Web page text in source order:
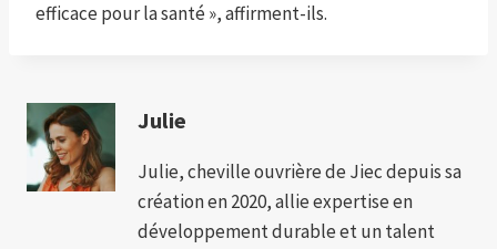
efficace pour la santé », affirment-ils.
Julie
Julie, cheville ouvrière de Jiec depuis sa
création en 2020, allie expertise en
développement durable et un talent